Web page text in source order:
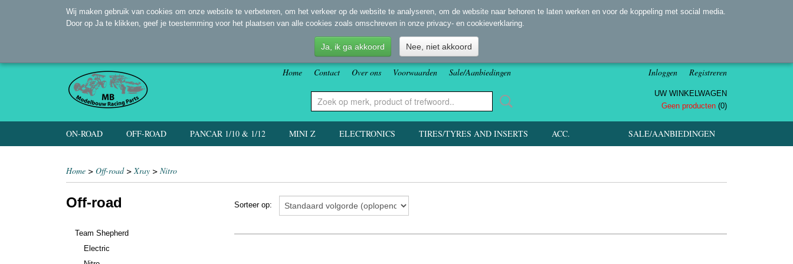
Home Contact Over ons Voorwaarden Sale/Aanbiedingen Inloggen Registreren
UW WINKELWAGEN
Geen producten (0)
SALE/AANBIEDINGEN
ON-ROAD OFF-ROAD PANCAR 1/10 & 1/12 MINI Z ELECTRONICS TIRES/TYRES AND INSERTS ACC.
Home > Off-road>Xray > Nitro
Off-road
Team Shepherd
Electric
Sorteer op:
Wij maken gebruik van cookies om onze website te verbeteren, om het verkeer op de website te analyseren, om de website naar behoren te laten werken en voor de koppeling met social media.
Door op Ja te klikken, geef je toestemming voor het plaatsen van alle cookies zoals omschreven in onze privacy- en cookieverklaring.
Ja, ik ga akkoord Nee, niet akkoord